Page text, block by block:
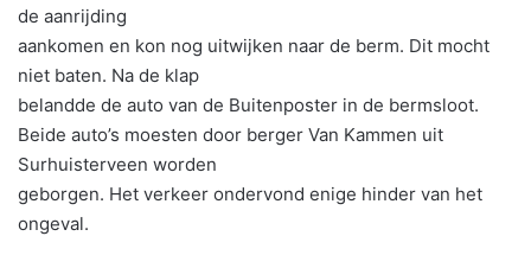
de aanrijding
aankomen en kon nog uitwijken naar de berm. Dit mocht
niet baten. Na de klap
belandde de auto van de Buitenposter in de bermsloot.
Beide auto’s moesten door berger Van Kammen uit
Surhuisterveen worden
geborgen. Het verkeer ondervond enige hinder van het
ongeval.